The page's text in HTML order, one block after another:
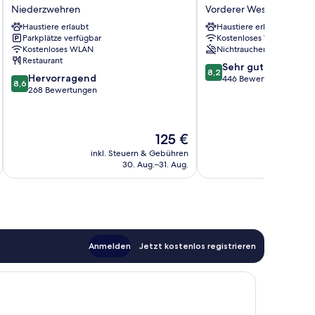
Gude
Niederzwehren
Niederzwehren
Haustiere erlaubt
Parkplätze verfügbar
Kostenloses WLAN
Restaurant
8.6
von
8,6 Hervorragend
268 Bewertungen
Der
Preis
beträgt
125 €
inkl. Steuern & Gebühren
30. Aug.–31. Aug.
Hotel
Vorderer
Westen
Vorderer Westen
Haustiere erlaubt
Kostenloses WLAN
Nichtraucher
8.2
von
8,2 Sehr gut
446 Bewertungen
Anmelden Jetzt kostenlos registrieren